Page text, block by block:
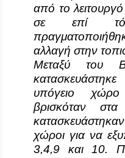
από το
σε επί
αλλαγή στην
Μεταξύ του
υπόγειο
βρισκόταν
χώροι για να
3,4,9 και 10.